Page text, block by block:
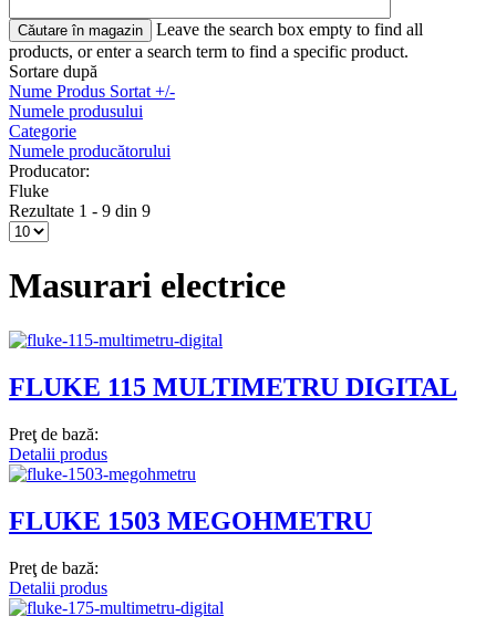
Leave the search box empty to find all
products, or enter a search term to find a specific product.
Sortare după
Nume Produs Sortat +/-
Numele produsului
Categorie
Numele producătorului
Producator:
Fluke
Rezultate 1 - 9 din 9
Masurari electrice
FLUKE 115 MULTIMETRU DIGITAL
Preţ de bază:
Detalii produs
FLUKE 1503 MEGOHMETRU
Preţ de bază:
Detalii produs